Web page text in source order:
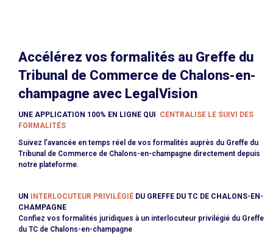
Accélérez vos formalités au Greffe du
Tribunal de Commerce de Chalons-en-
champagne avec LegalVision
UNE APPLICATION 100% EN LIGNE QUI CENTRALISE LE SUIVI DES
FORMALITÉS
Suivez l’avancée en temps réel de vos formalités auprès du Greffe du
Tribunal de Commerce de Chalons-en-champagne directement depuis
notre plateforme.
UN INTERLOCUTEUR PRIVILÉGIÉ DU GREFFE DU TC DE CHALONS-EN-
CHAMPAGNE
Confiez vos formalités juridiques à un interlocuteur privilégié du Greffe
du TC de Chalons-en-champagne